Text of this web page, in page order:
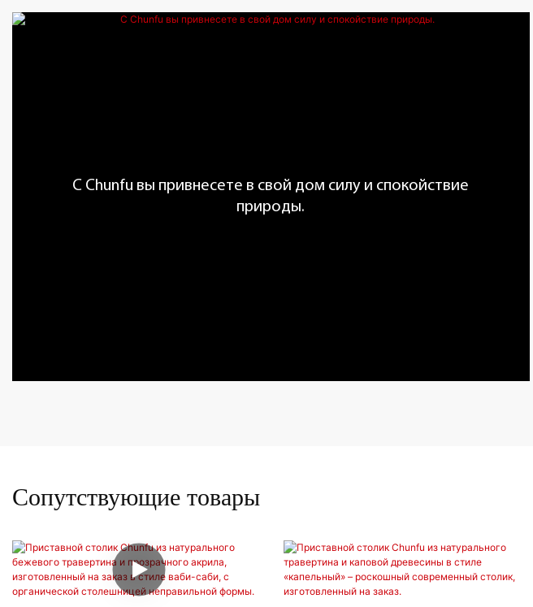
С Chunfu вы привнесете в свой дом силу и спокойствие
природы.
Сопутствующие товары